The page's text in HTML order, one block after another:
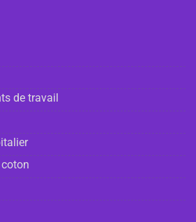
de travail